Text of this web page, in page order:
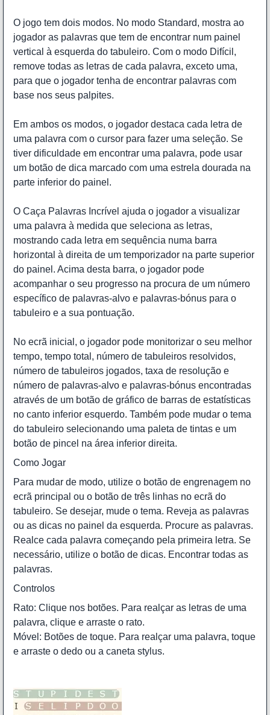
O jogo tem dois modos. No modo Standard, mostra ao
jogador as palavras que tem de encontrar num painel
vertical à esquerda do tabuleiro. Com o modo Difícil,
remove todas as letras de cada palavra, exceto uma,
para que o jogador tenha de encontrar palavras com
base nos seus palpites.
Em ambos os modos, o jogador destaca cada letra de
uma palavra com o cursor para fazer uma seleção. Se
tiver dificuldade em encontrar uma palavra, pode usar
um botão de dica marcado com uma estrela dourada na
parte inferior do painel.
O Caça Palavras Incrível ajuda o jogador a visualizar
uma palavra à medida que seleciona as letras,
mostrando cada letra em sequência numa barra
horizontal à direita de um temporizador na parte superior
do painel. Acima desta barra, o jogador pode
acompanhar o seu progresso na procura de um número
específico de palavras-alvo e palavras-bónus para o
tabuleiro e a sua pontuação.
No ecrã inicial, o jogador pode monitorizar o seu melhor
tempo, tempo total, número de tabuleiros resolvidos,
número de tabuleiros jogados, taxa de resolução e
número de palavras-alvo e palavras-bónus encontradas
através de um botão de gráfico de barras de estatísticas
no canto inferior esquerdo. Também pode mudar o tema
do tabuleiro selecionando uma paleta de tintas e um
botão de pincel na área inferior direita.
Como Jogar
Para mudar de modo, utilize o botão de engrenagem no
ecrã principal ou o botão de três linhas no ecrã do
tabuleiro. Se desejar, mude o tema. Reveja as palavras
ou as dicas no painel da esquerda. Procure as palavras.
Realce cada palavra começando pela primeira letra. Se
necessário, utilize o botão de dicas. Encontrar todas as
palavras.
Controlos
Rato: Clique nos botões. Para realçar as letras de uma
palavra, clique e arraste o rato.
Móvel: Botões de toque. Para realçar uma palavra, toque
e arraste o dedo ou a caneta stylus.